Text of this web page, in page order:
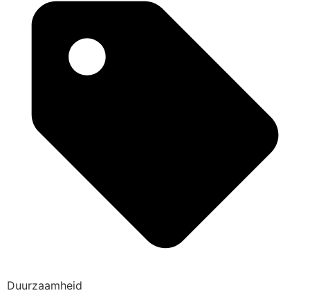
Duurzaamheid